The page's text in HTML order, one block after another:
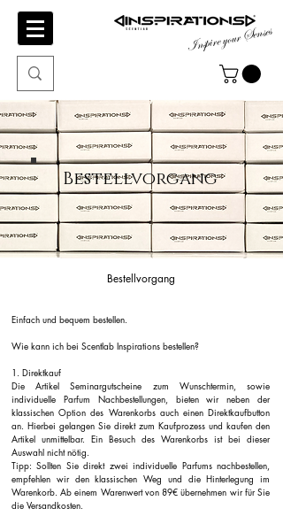
Inspire your Senses
Bestellvorgang
Bestellvorgang
Einfach und bequem bestellen.
Wie kann ich bei Scentlab Inspirations bestellen?
1. Direktkauf
Die Artikel Seminargutscheine zum Wunschtermin, sowie
individuelle Parfum Nachbestellungen, bieten wir neben der
klassischen Option des Warenkorbs auch einen Direktkaufbutton
an. Hierbei gelangen Sie direkt zum Kaufprozess und kaufen den
Artikel unmittelbar. Ein Besuch des Warenkorbs ist bei dieser
Auswahl nicht nötig.
Tipp: Sollten Sie direkt zwei individuelle Parfums nachbestellen,
empfehlen wir den klassischen Weg und die Hinterlegung im
Warenkorb. Ab einem Warenwert von 89€ übernehmen wir für Sie
die Versandkosten.